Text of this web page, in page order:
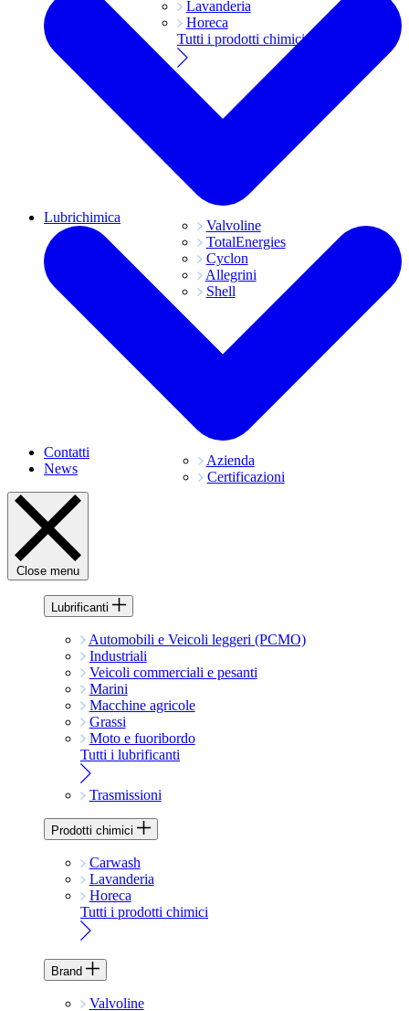
Lavanderia
Horeca
Tutti i prodotti chimici
Valvoline
TotalEnergies
Cyclon
Allegrini
Shell
Lubrichimica
Azienda
Certificazioni
Contatti
News
Close menu
Lubrificanti
Automobili e Veicoli leggeri (PCMO)
Industriali
Veicoli commerciali e pesanti
Marini
Macchine agricole
Grassi
Moto e fuoribordo
Tutti i lubrificanti
Trasmissioni
Prodotti chimici
Carwash
Lavanderia
Horeca
Tutti i prodotti chimici
Brand
Valvoline